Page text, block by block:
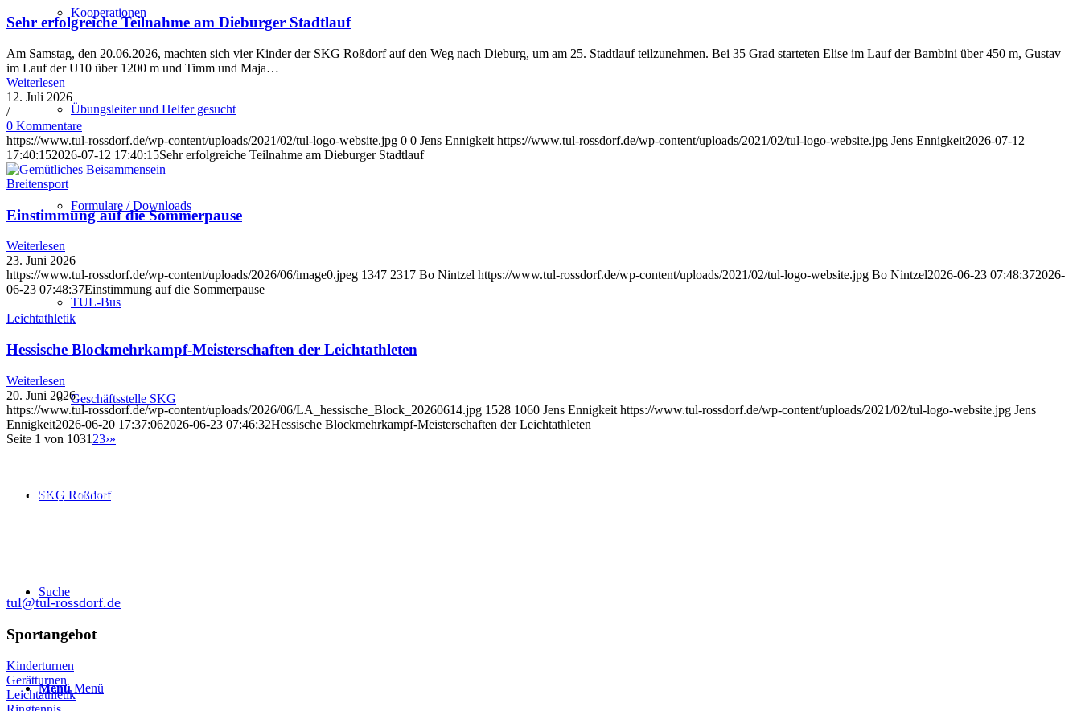
Kooperationen
Übungsleiter und Helfer gesucht
Formulare / Downloads
TUL-Bus
Geschäftsstelle SKG
SKG Roßdorf
Suche
Menü Menü
Sehr erfolgreiche Teilnahme am Dieburger Stadtlauf
Am Samstag, den 20.06.2026, machten sich vier Kinder der SKG Roßdorf auf den Weg nach Dieburg, um am 25. Stadtlauf teilzunehmen. Bei 35 Grad starteten Elise im Lauf der Bambini über 450 m, Gustav
im Lauf der U10 über 1200 m und Timm und Maja…
Weiterlesen
12. Juli 2026
/
0 Kommentare
https://www.tul-rossdorf.de/wp-content/uploads/2021/02/tul-logo-website.jpg 0 0 Jens Ennigkeit https://www.tul-rossdorf.de/wp-content/uploads/2021/02/tul-logo-website.jpg Jens Ennigkeit2026-07-12
17:40:152026-07-12 17:40:15Sehr erfolgreiche Teilnahme am Dieburger Stadtlauf
Breitensport
Einstimmung auf die Sommerpause
Weiterlesen
23. Juni 2026
https://www.tul-rossdorf.de/wp-content/uploads/2026/06/image0.jpeg 1347 2317 Bo Nintzel https://www.tul-rossdorf.de/wp-content/uploads/2021/02/tul-logo-website.jpg Bo Nintzel2026-06-23 07:48:372026-
06-23 07:48:37Einstimmung auf die Sommerpause
Leichtathletik
Hessische Blockmehrkampf-Meisterschaften der Leichtathleten
Weiterlesen
20. Juni 2026
https://www.tul-rossdorf.de/wp-content/uploads/2026/06/LA_hessische_Block_20260614.jpg 1528 1060 Jens Ennigkeit https://www.tul-rossdorf.de/wp-content/uploads/2021/02/tul-logo-website.jpg Jens
Ennigkeit2026-06-20 17:37:062026-06-23 07:46:32Hessische Blockmehrkampf-Meisterschaften der Leichtathleten
Seite 1 von 1031 23›»
Abteilung Turnen und Leichtathletik
tul@tul-rossdorf.de
Sportangebot
Kinderturnen
Gerätturnen
Leichtathletik